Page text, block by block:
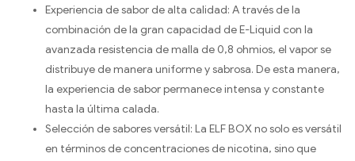
Experiencia de sabor de alta calidad: A través de la
combinación de la gran capacidad de E-Liquid con la
avanzada resistencia de malla de 0,8 ohmios, el vapor se
distribuye de manera uniforme y sabrosa. De esta manera,
la experiencia de sabor permanece intensa y constante
hasta la última calada.
Selección de sabores versátil: La ELF BOX no solo es versátil
en términos de concentraciones de nicotina, sino que